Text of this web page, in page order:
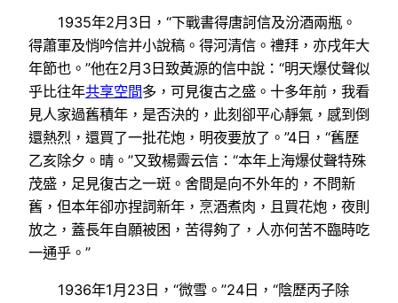
1935年2月3日，“下戰書得唐訶信及汾酒兩瓶。
得蕭軍及悄吟信并小說稿。得河清信。禮拜，亦戌年大
年節也。”他在2月3日致黃源的信中說：“明天爆仗聲似
乎比往年共享空間多，可見復古之盛。十多年前，我看
見人家過舊積年，是否決的，此刻卻平心靜氣，感到倒
還熱烈，還買了一批花炮，明夜要放了。”4日，“舊歷
乙亥除夕。晴。”又致楊霽云信：“本年上海爆仗聲特殊
茂盛，足見復古之一斑。舍間是向不外年的，不問新
舊，但本年卻亦捏詞新年，烹酒煮肉，且買花炮，夜則
放之，蓋長年自願被困，苦得夠了，人亦何苦不臨時吃
一通乎。”
1936年1月23日，“微雪。”24日，“陰歷丙子除